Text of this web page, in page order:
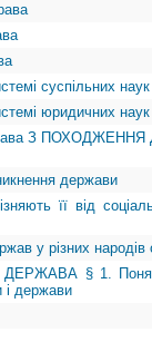
суспільних наук
юридичних наук
З ПОХОДЖЕННЯ
держави
її від
у різних народів
§ 1.
і держави